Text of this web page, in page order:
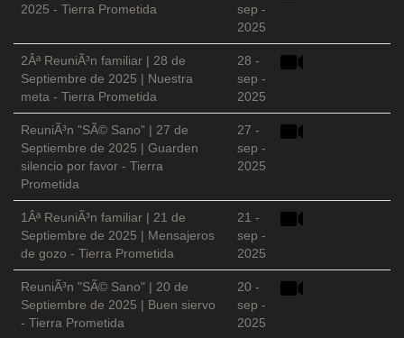
2025 - Tierra Prometida
sep -
2025
2Âª ReuniÃ³n familiar | 28 de
Septiembre de 2025 | Nuestra
meta - Tierra Prometida
28 -
sep -
2025
ReuniÃ³n "SÃ© Sano" | 27 de
Septiembre de 2025 | Guarden
silencio por favor - Tierra
Prometida
27 -
sep -
2025
1Âª ReuniÃ³n familiar | 21 de
Septiembre de 2025 | Mensajeros
de gozo - Tierra Prometida
21 -
sep -
2025
ReuniÃ³n "SÃ© Sano" | 20 de
Septiembre de 2025 | Buen siervo
- Tierra Prometida
20 -
sep -
2025